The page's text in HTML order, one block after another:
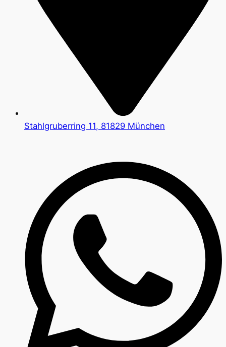
Stahlgruberring 11, 81829 München